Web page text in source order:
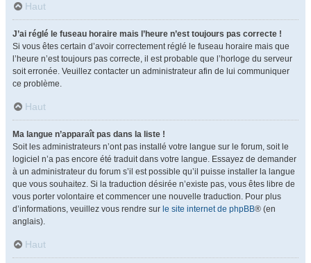
Haut
J’ai réglé le fuseau horaire mais l’heure n’est toujours pas correcte !
Si vous êtes certain d’avoir correctement réglé le fuseau horaire mais que
l’heure n’est toujours pas correcte, il est probable que l’horloge du serveur
soit erronée. Veuillez contacter un administrateur afin de lui communiquer
ce problème.
Haut
Ma langue n’apparaît pas dans la liste !
Soit les administrateurs n’ont pas installé votre langue sur le forum, soit le
logiciel n’a pas encore été traduit dans votre langue. Essayez de demander
à un administrateur du forum s’il est possible qu’il puisse installer la langue
que vous souhaitez. Si la traduction désirée n’existe pas, vous êtes libre de
vous porter volontaire et commencer une nouvelle traduction. Pour plus
d’informations, veuillez vous rendre sur le site internet de phpBB® (en
anglais).
Haut